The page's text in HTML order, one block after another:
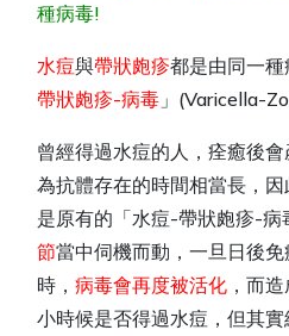
種病毒!
水痘與帶狀皰疹都是由同一
帶狀皰疹-病毒 」(Varicella-
曾經得過水痘的人，痊癒後
為抗體存在的時間相當長，因
是原有的「水痘-帶狀皰疹-病
節當中伺機而動，一旦日後
時，病毒會再度被活化 ，而
小時候是否得過水痘，但其